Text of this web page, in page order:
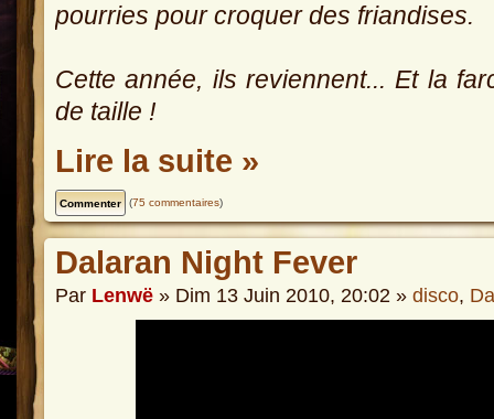
pourries pour croquer des friandises.
Cette année, ils reviennent... Et la
de taille !
Lire la suite »
(75 commentaires)
Dalaran Night Fever
Par Lenwë » Dim 13 Juin 2010, 20:02 » disco,